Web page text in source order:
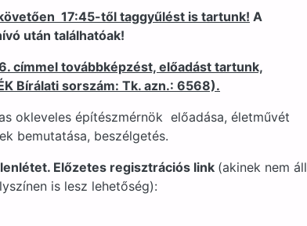
17:45-től taggyűlést is tartunk! A
után találhatóak!
címmel továbbképzést, előadást tartunk,
Bírálati sorszám: Tk. azn.: 6568).
okleveles építészmérnök előadása, életművét
bemutatása, beszélgetés.
Előzetes regisztrációs link (akinek nem áll
is lesz lehetőség):